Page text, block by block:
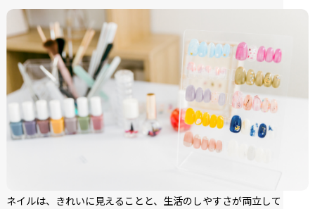
ネイルは、 きれいに見える ことと、 生活の しやすさが両立して